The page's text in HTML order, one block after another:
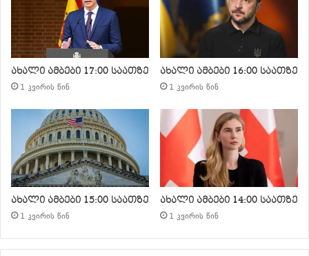
ახალი ამბები 17:00 საათზე
1 კვირის წინ
ახალი ამბები 16:00 საათზე
1 კვირის წინ
ახალი ამბები 15:00 საათზე
1 კვირის წინ
ახალი ამბები 14:00 საათზე
1 კვირის წინ